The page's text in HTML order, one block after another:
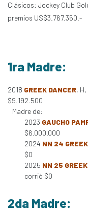
Clásicos: Jockey Club
premios US$3.767.350.-
1ra Madre:
2018 GREEK DANCER, H,
$9.192.500
Madre de:
2023 GAUCHO
$6.000.000
2024 NN 24
$0
2025 NN 25
corrió $0
2da Madre: